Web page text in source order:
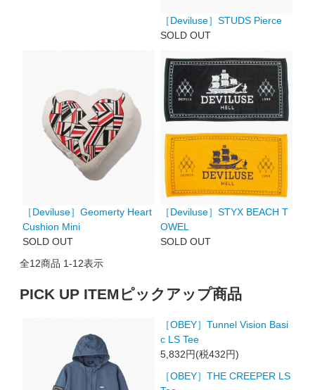
［Deviluse］STUDS Pierce
SOLD OUT
［Deviluse］Geomerty Heart
Cushion Mini
SOLD OUT
［Deviluse］STYX BEACH T
OWEL
SOLD OUT
全12商品 1-12表示
PICK UP ITEM ピックアップ商品
［OBEY］Tunnel Vision Basi
c LS Tee
5,832円(税432円)
［OBEY］THE CREEPER LS